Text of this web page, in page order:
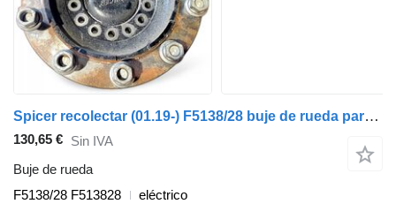
Spicer recolectar (01.19-) F5138/28 buje de rueda para Dennis eCollect Terberg YT Magtec (2019-) cabeza tractora
130,65 € Sin IVA
Buje de rueda
F5138/28 F513828
eléctrico